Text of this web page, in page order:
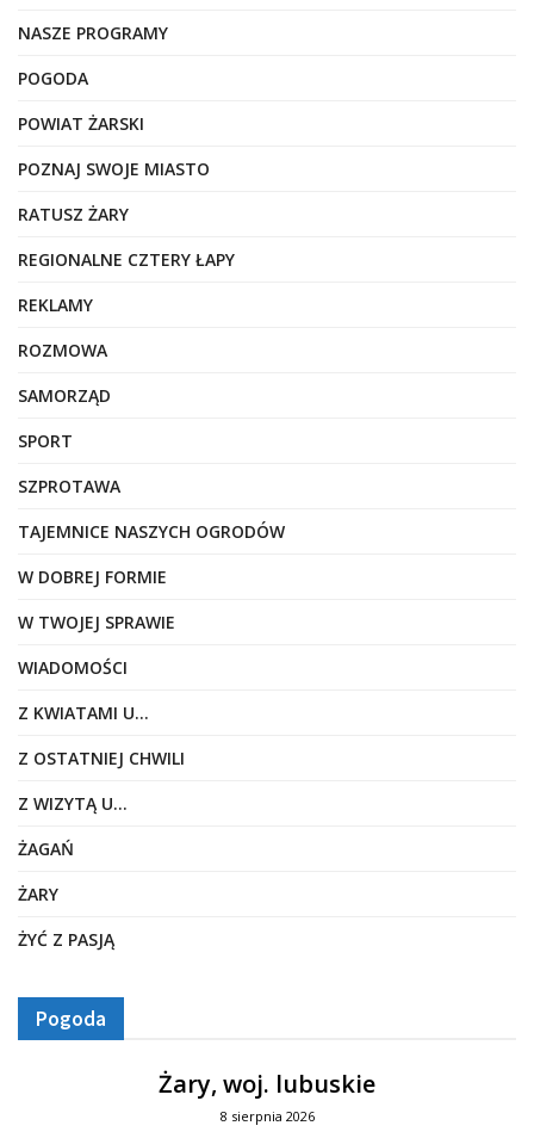
NASZE PROGRAMY
POGODA
POWIAT ŻARSKI
POZNAJ SWOJE MIASTO
RATUSZ ŻARY
REGIONALNE CZTERY ŁAPY
REKLAMY
ROZMOWA
SAMORZĄD
SPORT
SZPROTAWA
TAJEMNICE NASZYCH OGRODÓW
W DOBREJ FORMIE
W TWOJEJ SPRAWIE
WIADOMOŚCI
Z KWIATAMI U…
Z OSTATNIEJ CHWILI
Z WIZYTĄ U…
ŻAGAŃ
ŻARY
ŻYĆ Z PASJĄ
Pogoda
Żary, woj. lubuskie
8 sierpnia 2026